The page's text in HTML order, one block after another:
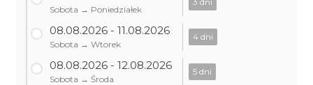
Sobota → Poniedziałek
08.08.2026 - 11.08.2026
Sobota → Wtorek
4 dni
08.08.2026 - 12.08.2026
Sobota → Środa
5 dni